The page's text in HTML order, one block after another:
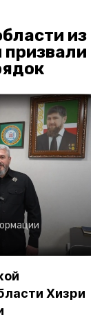
из
призвали
Хизри